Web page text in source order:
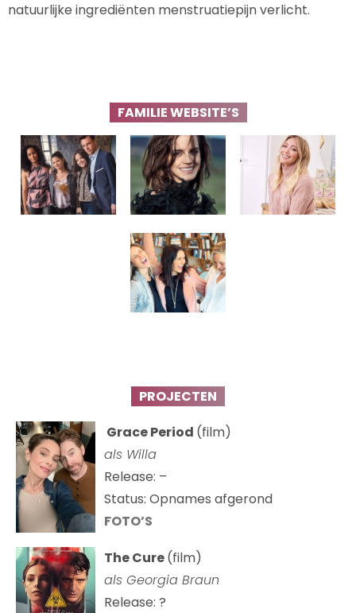
natuurlijke ingrediënten menstruatiepijn verlicht.
FAMILIE WEBSITE’S
PROJECTEN
Grace Period (film)
als Willa
Release: –
Status: Opnames afgerond
FOTO’S
The Cure(film)
als Georgia Braun
Release: ?